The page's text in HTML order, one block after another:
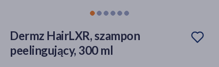
Dermz HairLXR, szampon
peelingujący, 300 ml